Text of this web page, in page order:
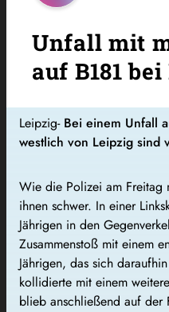
Unfall mit
auf B181
Leipzig- Bei einem Unfall
westlich von Leipzig sind
Wie die Polizei am Freitag
ihnen schwer. In einer
Jährigen in den
Zusammenstoß mit einem
Jährigen, das sich
kollidierte mit einem
blieb anschließend auf der